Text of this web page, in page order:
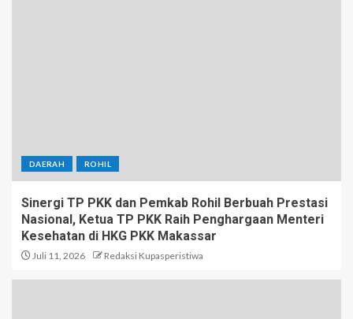
DAERAH ROHIL
Sinergi TP PKK dan Pemkab Rohil Berbuah Prestasi
Nasional, Ketua TP PKK Raih Penghargaan Menteri
Kesehatan di HKG PKK Makassar
Juli 11, 2026 Redaksi Kupasperistiwa